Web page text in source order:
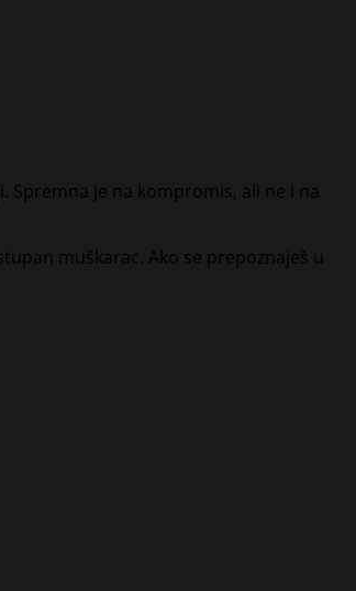
Spremna je na kompromis, ali ne i na
muškarac. Ako se prepoznaješ u